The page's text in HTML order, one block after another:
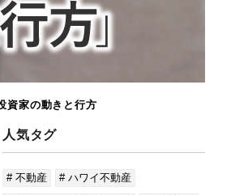
資家の動きと行方
人気タグ
# 不動産
# ハワイ不動産